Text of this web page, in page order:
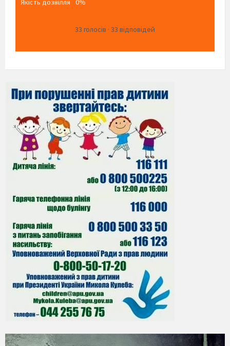
Якість дозвілля 0%
33 голосів · 33 відповідей